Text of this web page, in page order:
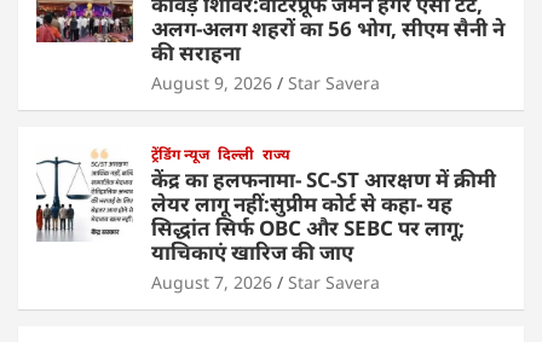
अलग-अलग शहरों का 56 भोग, सीएम सैनी ने
की सराहना
August 9, 2026 Star Savera
ट्रेंडिंग न्यूज दिल्ली राज्य
केंद्र का हलफनामा- SC-ST आरक्षण में क्रीमी
लेयर लागू नहीं:सुप्रीम कोर्ट से कहा- यह
सिद्धांत सिर्फ OBC और SEBC पर लागू;
याचिकाएं खारिज की जाए
August 7, 2026 Star Savera